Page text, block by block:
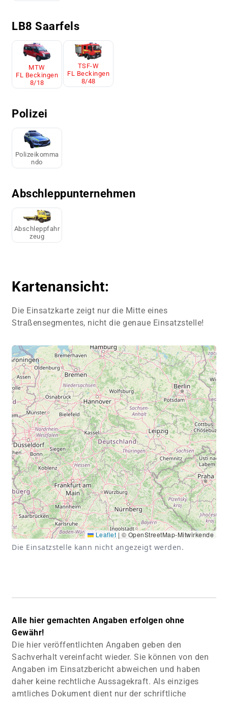
LB8 Saarfels
MTW
FL Beckingen
8/18
TSF-W
FL Beckingen
8/48
Polizei
Polizeikomma
ndo
Abschleppunternehmen
Abschleppfahr
zeug
Kartenansicht:
Die Einsatzkarte zeigt nur die Mitte eines
Straßensegmentes, nicht die genaue Einsatzstelle!
Leaflet | © OpenStreetMap-Mitwirkende
Die Einsatzstelle kann nicht angezeigt werden.
Alle hier gemachten Angaben erfolgen ohne
Gewähr!
Die hier veröffentlichten Angaben geben den
Sachverhalt vereinfacht wieder. Sie können von den
Angaben im Einsatzbericht abweichen und haben
daher keine rechtliche Aussagekraft. Als einziges
amtliches Dokument dient nur der schriftliche